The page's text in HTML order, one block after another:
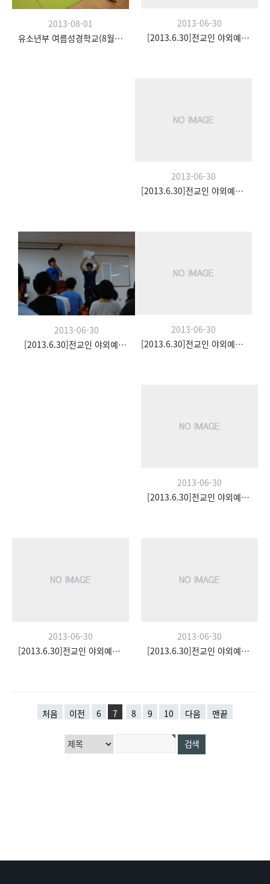
2013-08-01
유소년부 여름성경학교(8월 20일)
2013-06-30
[2013.6.30]전교인 야외예배- 팀수양관
2013-06-30
[2013.6.30]전교인 야외예배- 팀수양관
2013-06-30
[2013.6.30]전교인 야외예배- 팀수양관
2013-06-30
[2013.6.30]전교인 야외예배- 팀수양관
2013-06-30
[2013.6.30]전교인 야외예배- 팀수양관
2013-06-30
[2013.6.30]전교인 야외예배- 팀수양관
2013-06-30
[2013.6.30]전교인 야외예배- 팀수양관
처음 이전 6 7 8 9 10 다음 맨끝